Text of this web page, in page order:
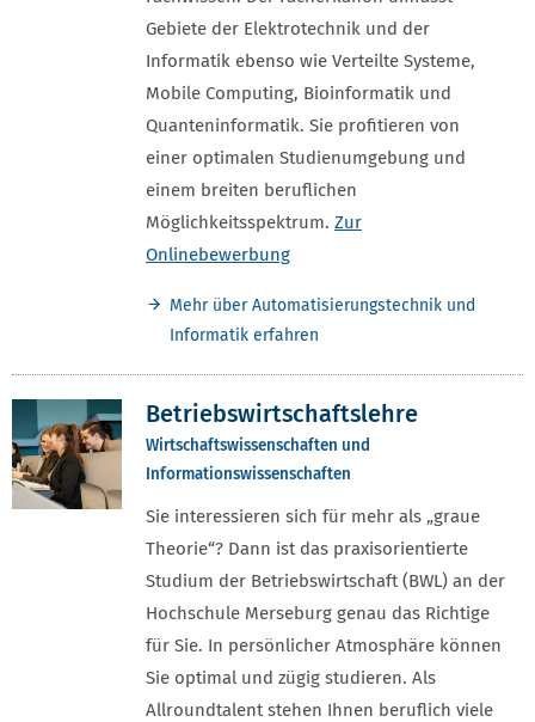
Gebiete der Elektrotechnik und der
Informatik ebenso wie Verteilte Systeme,
Mobile Computing, Bioinformatik und
Quanteninformatik. Sie profitieren von
einer optimalen Studienumgebung und
einem breiten beruflichen
Möglichkeitsspektrum. Zur
Onlinebewerbung
Mehr über Automatisierungstechnik und
Informatik erfahren
Betriebswirtschaftslehre
Wirtschaftswissenschaften und
Informationswissenschaften
Sie interessieren sich für mehr als „graue
Theorie“? Dann ist das praxisorientierte
Studium der Betriebswirtschaft (BWL) an der
Hochschule Merseburg genau das Richtige
für Sie. In persönlicher Atmosphäre können
Sie optimal und zügig studieren. Als
Allroundtalent stehen Ihnen beruflich viele